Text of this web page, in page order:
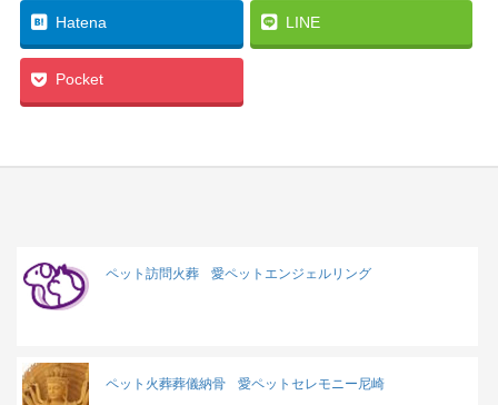
Hatena LINE
Pocket
ペット訪問火葬 愛ペットエンジェルリング
ペット火葬葬儀納骨 愛ペットセレモニー尼崎